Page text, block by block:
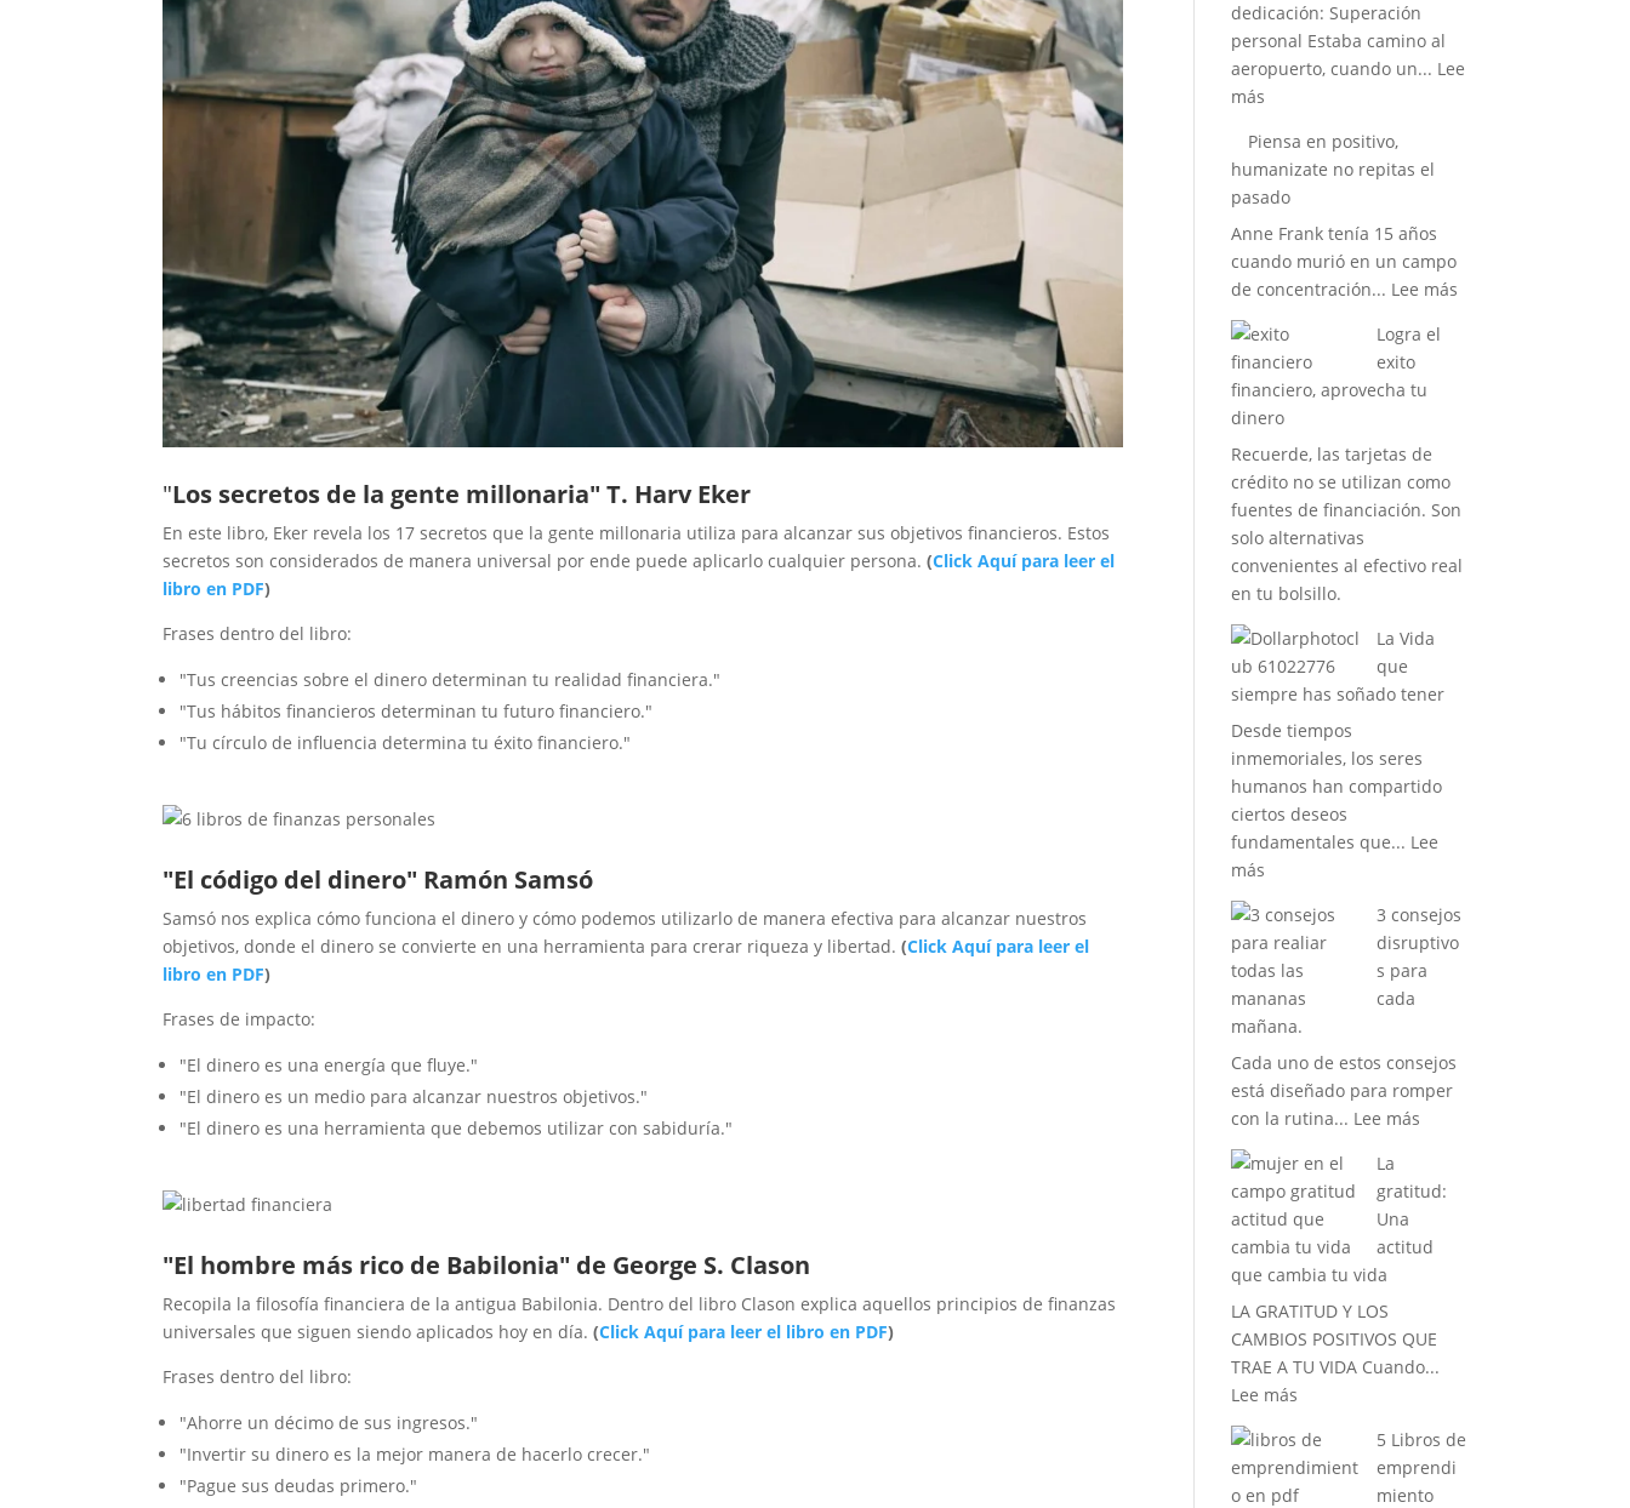
"Los secretos de la gente millonaria" T. Harv Eker
En este libro, Eker revela los 17 secretos que la gente millonaria utiliza para alcanzar sus objetivos financieros. Estos
secretos son considerados de manera universal por ende puede aplicarlo cualquier persona.(Click Aquí para leer el
libro en PDF)
Frases dentro del libro:
"Tus creencias sobre el dinero determinan tu realidad financiera."
"Tus hábitos financieros determinan tu futuro financiero."
"Tu círculo de influencia determina tu éxito financiero."
"El código del dinero" Ramón Samsó
Samsó nos explica cómo funciona el dinero y cómo podemos utilizarlo de manera efectiva para alcanzar nuestros
objetivos, donde el dinero se convierte en una herramienta para crerar riqueza y libertad.(Click Aquí para leer el
libro en PDF)
Frases de impacto:
"El dinero es una energía que fluye."
"El dinero es un medio para alcanzar nuestros objetivos."
"El dinero es una herramienta que debemos utilizar con sabiduría."
"El hombre más rico de Babilonia" de George S. Clason
Recopila la filosofía financiera de la antigua Babilonia. Dentro del libro Clason explica aquellos principios de finanzas
universales que siguen siendo aplicados hoy en día.(Click Aquí para leer el libro en PDF)
Frases dentro del libro:
"Ahorre un décimo de sus ingresos."
"Invertir su dinero es la mejor manera de hacerlo crecer."
"Pague sus deudas primero."
dedicación: Superación
personal Estaba camino al
aeropuerto, cuando un... Lee
más
enfoque,
esfuerzo
y
dedicación
hace
la
Piensa en positivo,
humanizate no repitas el
pasado
Anne Frank tenía 15 años
cuando murió en un campo
de concentración... Lee más
pasado
Logra el
exito
financiero, aprovecha tu
dinero
Recuerde, las tarjetas de
crédito no se utilizan como
fuentes de financiación. Son
solo alternativas
convenientes al efectivo real
en tu bolsillo.
La Vida
que
siempre has soñado tener
Desde tiempos
inmemoriales, los seres
humanos han compartido
ciertos deseos
fundamentales que... Lee
más
Vida
que
siempre
has
soñado
tener
3 consejos
disruptivo
s para
cada
mañana.
Cada uno de estos consejos
está diseñado para romper
con la rutina... Lee más
disruptivos
cada
La
gratitud:
Una
actitud
que cambia tu vida
LA GRATITUD Y LOS
CAMBIOS POSITIVOS QUE
TRAE A TU VIDA Cuando...
Lee más
gratitud:
Una
5 Libros de
emprendi
miento